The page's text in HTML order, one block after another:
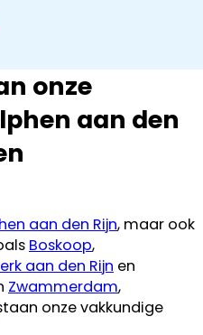
onze
aan den
aan den Rijn, maar ook
Boskoop,
aan den Rijn en
Zwammerdam,
onze vakkundige